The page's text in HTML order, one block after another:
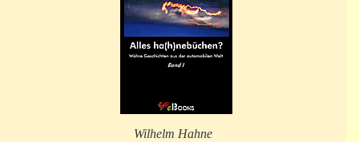
Wilhelm Hahne